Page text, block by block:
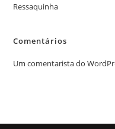
Ressaquinha
Comentários
Um comentarista do